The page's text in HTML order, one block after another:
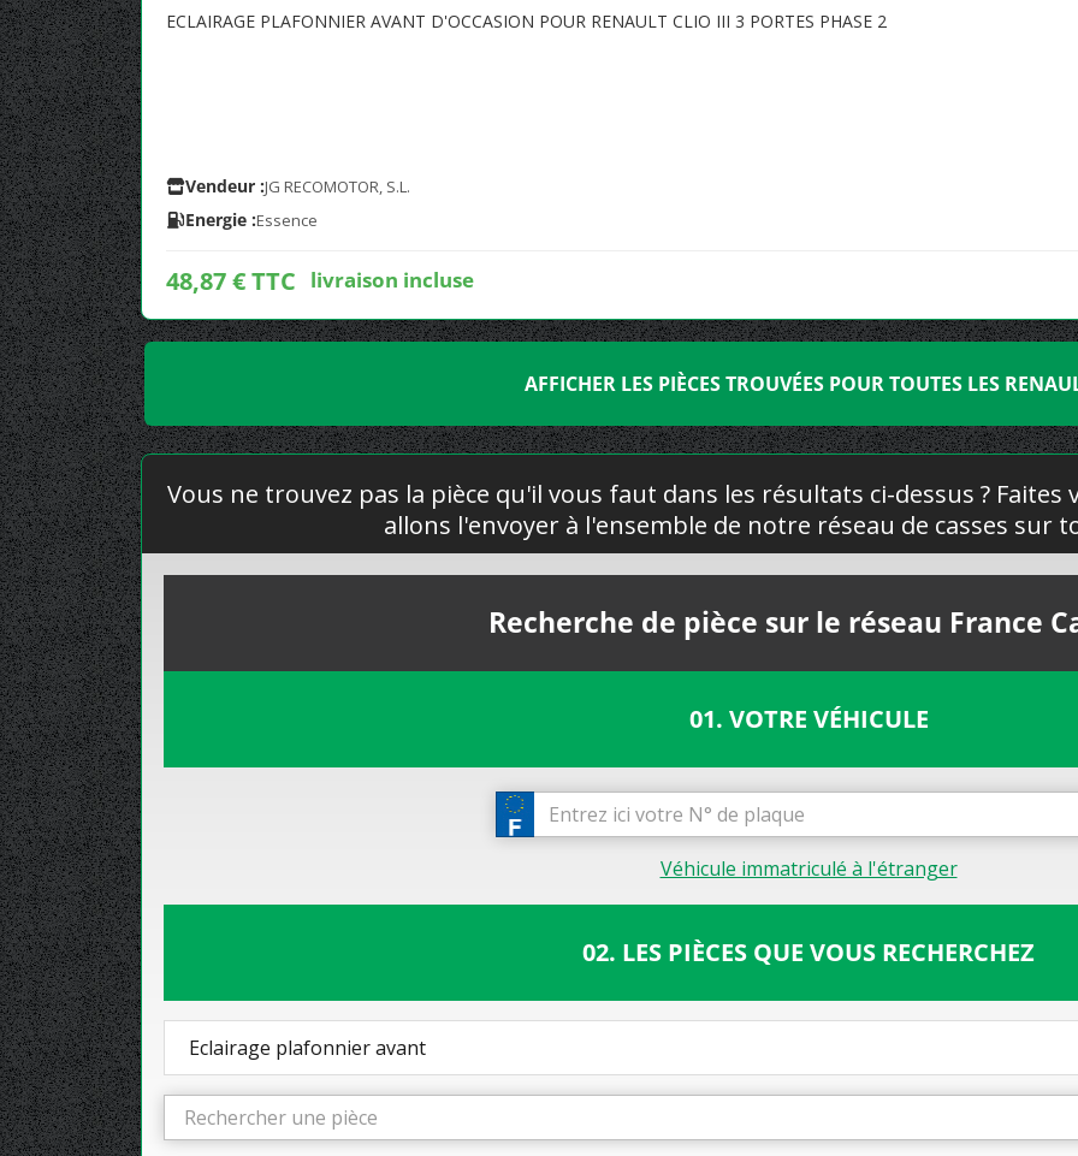
ECLAIRAGE PLAFONNIER AVANT D'OCCASION POUR RENAULT CLIO III 3 PORTES PHASE 2
Vendeur :JG RECOMOTOR, S.L.
Energie :Essence
48,87 € TTC livraison incluse
AFFICHER LES PIÈCES TROUVÉES POUR TOUTES LES
Vous ne trouvez pas la pièce qu'il vous faut dans les résultats ci-dessus ? Faites
allons l'envoyer à l'ensemble de notre réseau de casses sur
Recherche de pièce sur le réseau France
01. VOTRE VÉHICULE
Véhicule immatriculé à l'étranger
02. LES PIÈCES QUE VOUS RECHERCHEZ
Eclairage plafonnier avant